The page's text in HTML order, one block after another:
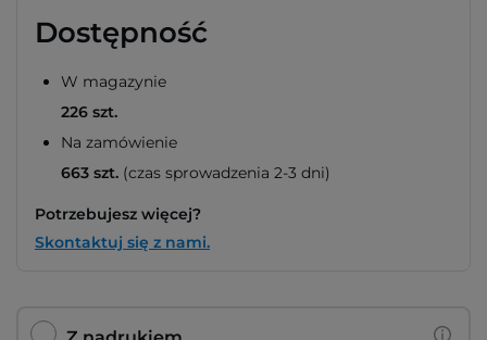
Dostępność
W magazynie
226 szt.
Na zamówienie
663 szt. (czas sprowadzenia 2-3 dni)
Potrzebujesz więcej?
Skontaktuj się z nami.